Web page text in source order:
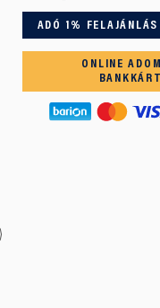
ADÓ 1% FELAJÁNLÁS
ONLINE